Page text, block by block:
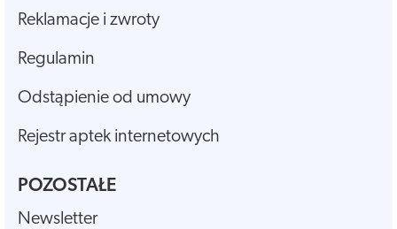
Reklamacje i zwroty
Regulamin
Odstąpienie od umowy
Rejestr aptek internetowych
POZOSTAŁE
Newsletter